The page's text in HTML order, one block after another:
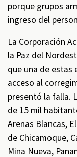
porque grupos
ingreso del
La Corporación
la Paz del
que una de estas
acceso al
presentó la falla.
de 15 mil
Arenas Blancas,
de Chicamoque,
Mina Nueva,